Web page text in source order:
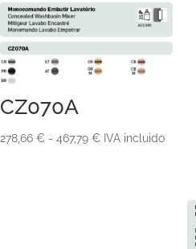
CZ070A
278,66 € - 467,79 €Rango
IVA incluido